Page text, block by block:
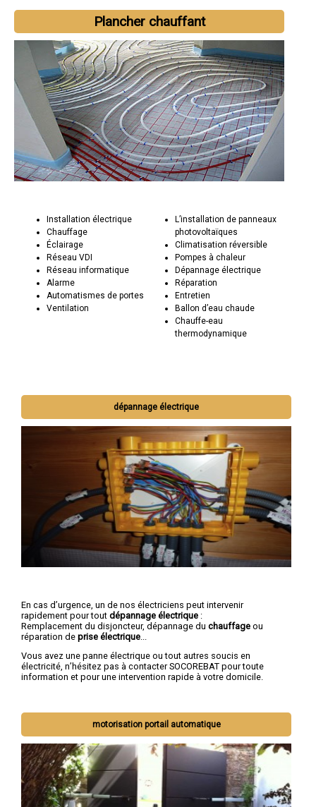
Plancher chauffant
Installation électrique
Chauffage
Éclairage
Réseau VDI
Réseau informatique
Alarme
Automatismes de portes
Ventilation
L’installation de panneaux
photovoltaïques
Climatisation réversible
Pompes à chaleur
Dépannage électrique
Réparation
Entretien
Ballon d’eau chaude
Chauffe-eau
thermodynamique
dépannage électrique
En cas d’urgence, un de nos électriciens peut intervenir
rapidement pour tout dépannage électrique :
Remplacement du disjoncteur, dépannage du chauffage ou
réparation de prise électrique
Vous avez une panne électrique ou tout autres soucis en
électricité, n’hésitez pas à contacter SOCOREBAT pour toute
information et pour une intervention rapide à votre domicile.
motorisation portail automatique